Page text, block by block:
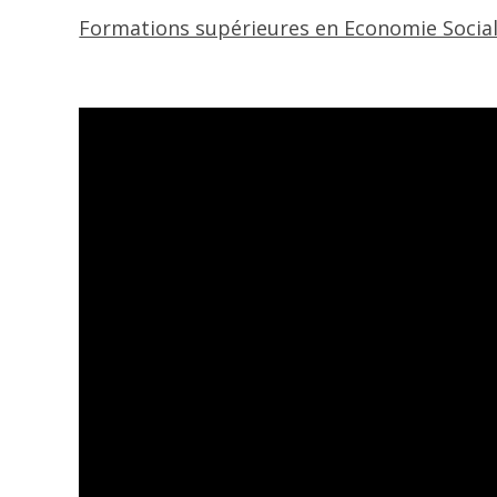
Formations supérieures en Economie